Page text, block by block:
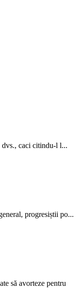
dvs., caci citindu-l l...
progresiștii po...
să avorteze pentru